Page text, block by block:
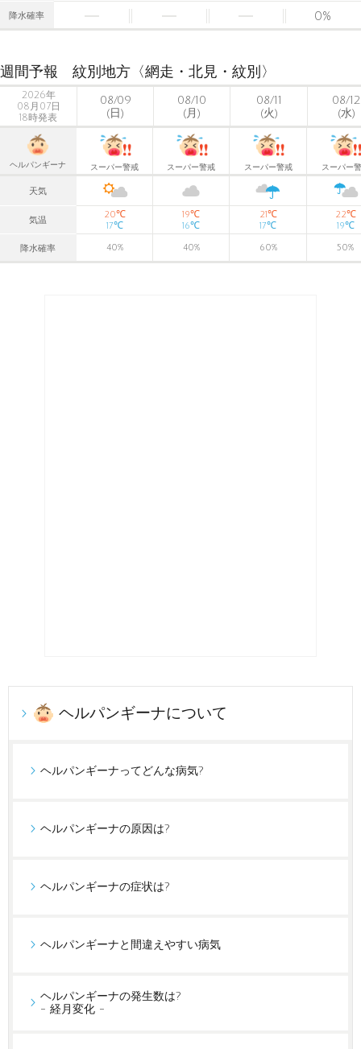
降水確率 0%
週間予報 紋別地方〈網走・北見・紋別〉
2026年
08月07日
18時発表
08/09
(日)
08/10
(月)
08/11
(火)
08/12
(水)
ヘルパンギーナ スーパー警戒 スーパー警戒 スーパー警戒 スーパー
天気
気温
20℃
17℃
19℃
16℃
21℃
17℃
22℃
19℃
降水確率 40% 40% 60% 50%
ヘルパンギーナについて
ヘルパンギーナってどんな病気?
ヘルパンギーナの原因は?
ヘルパンギーナの症状は?
ヘルパンギーナと間違えやすい病気
ヘルパンギーナの発生数は?
- 経月変化 -